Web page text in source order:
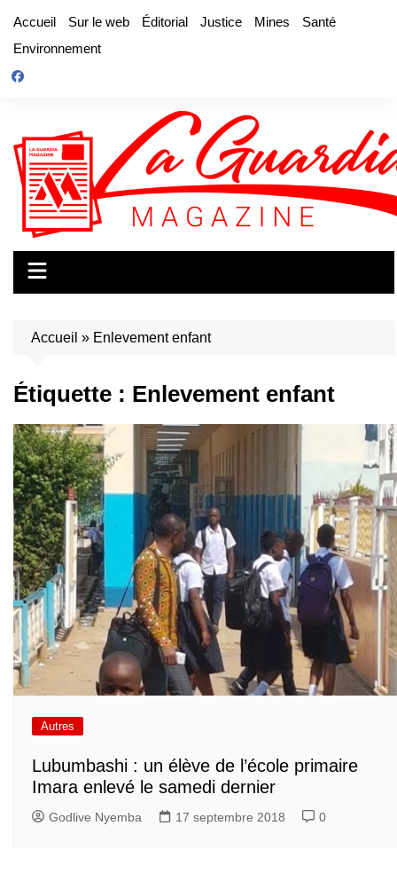
contenu
Accueil Sur le web Éditorial Justice Mines
Santé
Environnement
Accueil » Enlevement enfant
Étiquette : Enlevement enfant
Autres
Lubumbashi : un élève de l’école primaire
Imara enlevé le samedi dernier
Godlive Nyemba 17 septembre 2018 0